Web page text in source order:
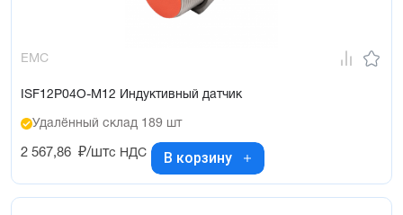
EMC
ISF12P04O-M12 Индуктивный датчик
Удалённый склад 189 шт
2 567,86 ₽/штс НДС В корзину